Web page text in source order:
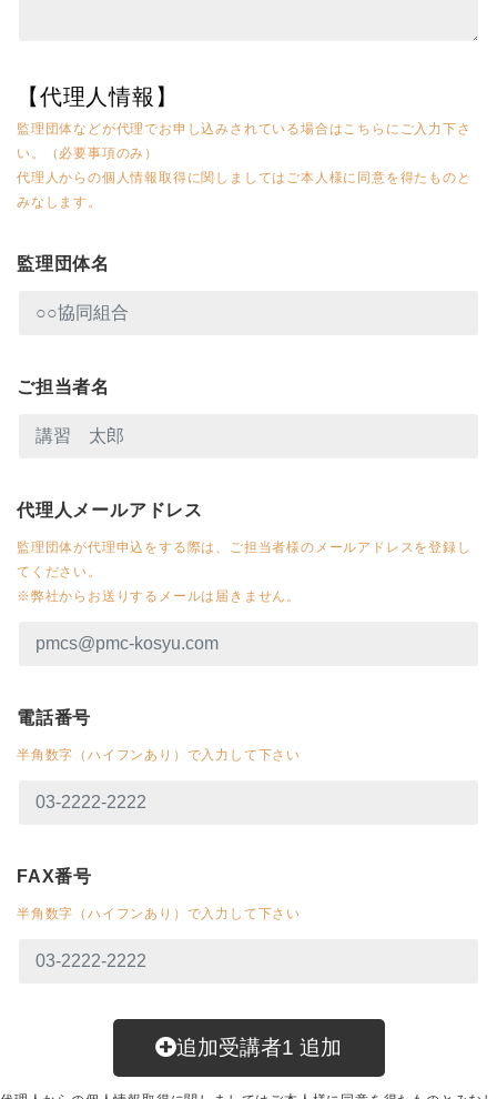
【代理人情報】
監理団体などが代理でお申し込みされている場合はこちらにご入力下さ
い。（必要事項のみ）
代理人からの個人情報取得に関しましてはご本人様に同意を得たものと
みなします。
監理団体名
ご担当者名
代理人メールアドレス
監理団体が代理申込をする際は、ご担当者様のメールアドレスを登録し
てください。
※弊社からお送りするメールは届きません。
電話番号
半角数字（ハイフンあり）で入力して下さい
FAX番号
半角数字（ハイフンあり）で入力して下さい
追加受講者1 追加